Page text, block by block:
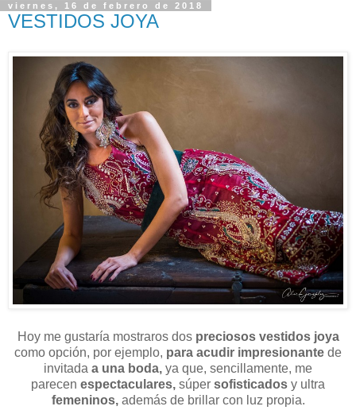
viernes, 16 de febrero de 2018
VESTIDOS JOYA
Hoy me gustaría mostraros dos preciosos vestidos joya
como opción, por ejemplo, para acudir impresionante de
invitada a una boda, ya que, sencillamente, me
parecen espectaculares, súper sofisticados y ultra
femeninos,además de brillar con luz propia.